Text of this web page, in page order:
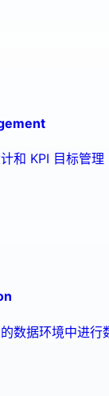
和 KPI 目标管理
数据环境中进行